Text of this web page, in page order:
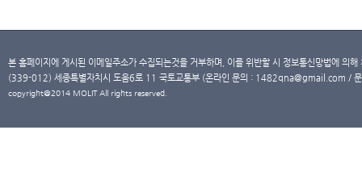
본 홈페이지에 게시된 이메일주소가 수집되는것을 거부하며, 이를 위반할 시 정보통신망법에 의
(339-012) 세종특별자치시 도움6로 11 국토교통부 (온라인 문의 : 1482qna@gmail.com /
copyright@2014 MOLIT All rights reserved.